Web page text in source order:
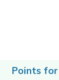
Points